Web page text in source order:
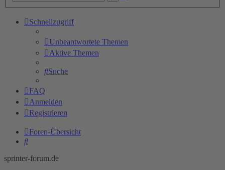
Schnellzugriff
Unbeantwortete Themen
Aktive Themen
Suche
FAQ
Anmelden
Registrieren
Foren-Übersicht
Suche
sprinter-forum.de